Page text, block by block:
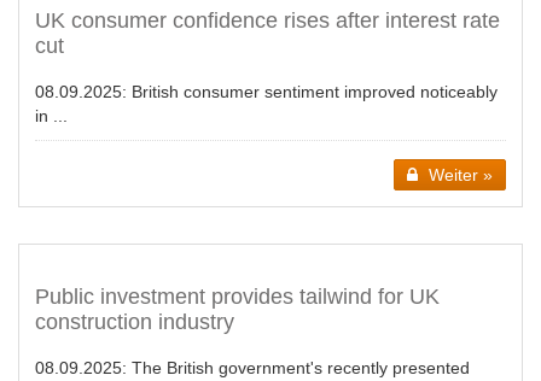
UK consumer confidence rises after interest rate
cut
08.09.2025: British consumer sentiment improved noticeably
in ...
Weiter »
Public investment provides tailwind for UK
construction industry
08.09.2025: The British government's recently presented